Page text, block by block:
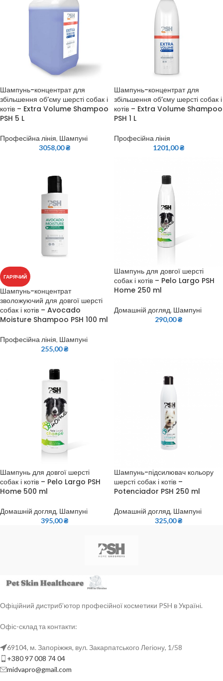
Шампунь-концентрат для
збільшення об’єму шерсті собак і
котів – Extra Volume Shampoo
PSH 5 L
Професійна лінія, Шампуні
3058,00₴
Шампунь-концентрат для
збільшення об’єму шерсті собак і
котів – Extra Volume Shampoo
PSH 1 L
Професійна лінія
1201,00₴
ГАРЯЧИЙ
Шампунь-концентрат
зволожуючий для довгої шерсті
собак і котів – Avocado
Moisture Shampoo PSH 100 ml
Професійна лінія, Шампуні
255,00₴
Шампунь для довгої шерсті
собак і котів – Pelo Largo PSH
Home 250 ml
Домашній догляд, Шампуні
290,00₴
Шампунь для довгої шерсті
собак і котів – Pelo Largo PSH
Home 500 ml
Домашній догляд, Шампуні
395,00₴
Шампунь-підсилювач кольору
шерсті собак і котів –
Potenciador PSH 250 ml
Домашній догляд, Шампуні
325,00₴
Офіційний дистриб’ютор професійної косметики PSH в Україні.
Офіс-склад та контакти:
69104, м. Запоріжжя, вул. Закарпатського Легіону, 1/58
+380 97 008 74 04
midvapro@gmail.com